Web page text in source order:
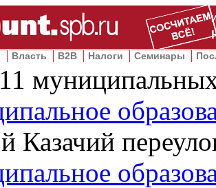
Власть B2B Налоги Семинары
Казачий